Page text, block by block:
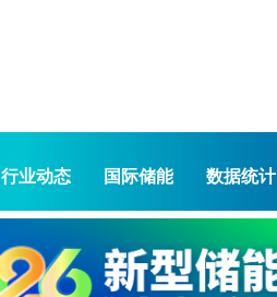
行业动态 国际储能 数据统计